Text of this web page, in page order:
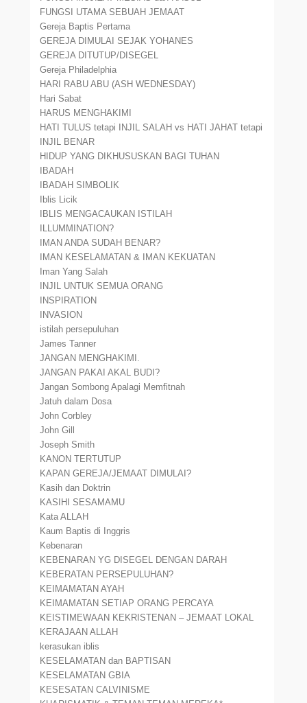
FUNGSI UTAMA SEBUAH JEMAAT
Gereja Baptis Pertama
GEREJA DIMULAI SEJAK YOHANES
GEREJA DITUTUP/DISEGEL
Gereja Philadelphia
HARI RABU ABU (ASH WEDNESDAY)
Hari Sabat
HARUS MENGHAKIMI
HATI TULUS tetapi INJIL SALAH vs HATI JAHAT tetapi
INJIL BENAR
HIDUP YANG DIKHUSUSKAN BAGI TUHAN
IBADAH
IBADAH SIMBOLIK
Iblis Licik
IBLIS MENGACAUKAN ISTILAH
ILLUMMINATION?
IMAN ANDA SUDAH BENAR?
IMAN KESELAMATAN & IMAN KEKUATAN
Iman Yang Salah
INJIL UNTUK SEMUA ORANG
INSPIRATION
INVASION
istilah persepuluhan
James Tanner
JANGAN MENGHAKIMI.
JANGAN PAKAI AKAL BUDI?
Jangan Sombong Apalagi Memfitnah
Jatuh dalam Dosa
John Corbley
John Gill
Joseph Smith
KANON TERTUTUP
KAPAN GEREJA/JEMAAT DIMULAI?
Kasih dan Doktrin
KASIHI SESAMAMU
Kata ALLAH
Kaum Baptis di Inggris
Kebenaran
KEBENARAN YG DISEGEL DENGAN DARAH
KEBERATAN PERSEPULUHAN?
KEIMAMATAN AYAH
KEIMAMATAN SETIAP ORANG PERCAYA
KEISTIMEWAAN KEKRISTENAN – JEMAAT LOKAL
KERAJAAN ALLAH
kerasukan iblis
KESELAMATAN dan BAPTISAN
KESELAMATAN GBIA
KESESATAN CALVINISME